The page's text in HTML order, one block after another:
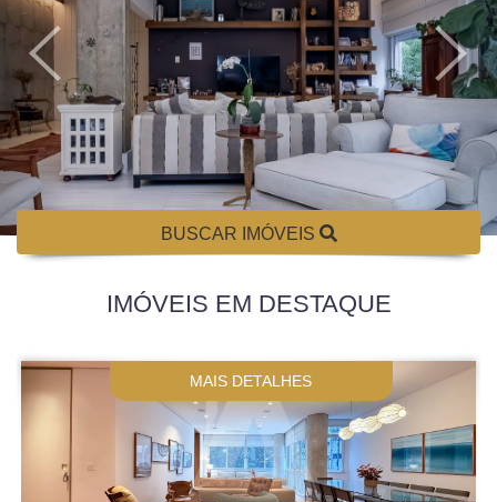
BUSCAR IMÓVEIS
IMÓVEIS EM DESTAQUE
MAIS DETALHES